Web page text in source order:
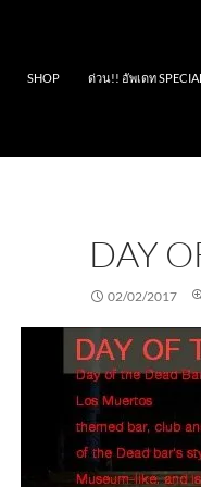
SHOP ด่วน!! อัพเดท
DAY
02/02/2017